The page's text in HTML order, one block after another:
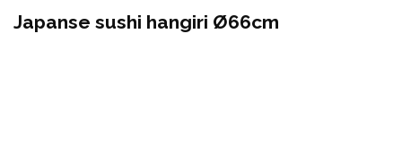
Japanse sushi hangiri Ø66cm